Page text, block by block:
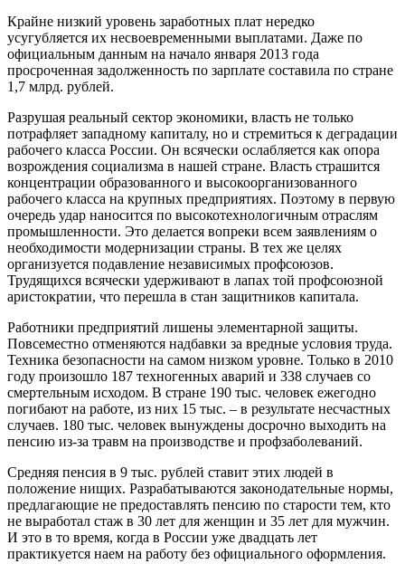
Крайне низкий уровень заработных плат нередко
усугубляется их несвоевременными выплатами. Даже по
официальным данным на начало января 2013 года
просроченная задолженность по зарплате составила по стране
1,7 млрд. рублей.
Разрушая реальный сектор экономики, власть не только
потрафляет западному капиталу, но и стремиться к деградации
рабочего класса России. Он всячески ослабляется как опора
возрождения социализма в нашей стране. Власть страшится
концентрации образованного и высокоорганизованного
рабочего класса на крупных предприятиях. Поэтому в первую
очередь удар наносится по высокотехнологичным отраслям
промышленности. Это делается вопреки всем заявлениям о
необходимости модернизации страны. В тех же целях
организуется подавление независимых профсоюзов.
Трудящихся всячески удерживают в лапах той профсоюзной
аристократии, что перешла в стан защитников капитала.
Работники предприятий лишены элементарной защиты.
Повсеместно отменяются надбавки за вредные условия труда.
Техника безопасности на самом низком уровне. Только в 2010
году произошло 187 техногенных аварий и 338 случаев со
смертельным исходом. В стране 190 тыс. человек ежегодно
погибают на работе, из них 15 тыс. – в результате несчастных
случаев. 180 тыс. человек вынуждены досрочно выходить на
пенсию из-за травм на производстве и профзаболеваний.
Средняя пенсия в 9 тыс. рублей ставит этих людей в
положение нищих. Разрабатываются законодательные нормы,
предлагающие не предоставлять пенсию по старости тем, кто
не выработал стаж в 30 лет для женщин и 35 лет для мужчин.
И это в то время, когда в России уже двадцать лет
практикуется наем на работу без официального оформления.